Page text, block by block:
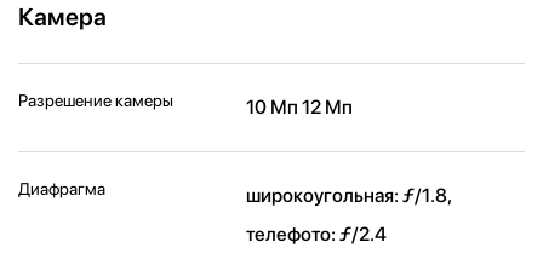
Камера
Разрешение камеры 10 Мп 12 Мп
Диафрагма
широкоугольная: ƒ/1.8,
телефото: ƒ/2.4